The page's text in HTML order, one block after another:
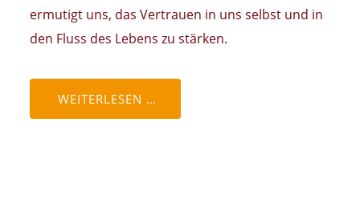
ermutigt uns, das Vertrauen in uns selbst und in
den Fluss des Lebens zu stärken.
WEITERLESEN …